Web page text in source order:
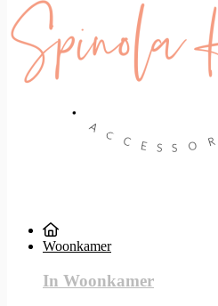
Woonkamer
In Woonkamer